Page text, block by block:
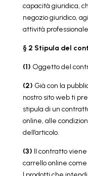
capacità giuridica,
negozio giuridico,
attività
§ 2 Stipula del
(1) Oggetto del
(2) Già con la
nostro sito web ti
stipula di un
online, alle
dell’articolo.
(3) Il contratto
carrello online